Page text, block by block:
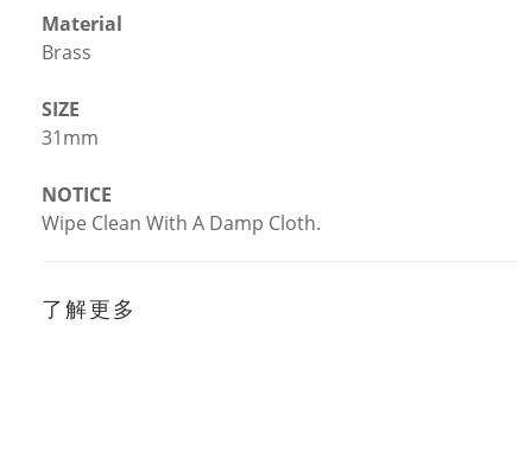
Material
Brass
SIZE
31mm
NOTICE
Wipe Clean With A Damp Cloth.
了解更多